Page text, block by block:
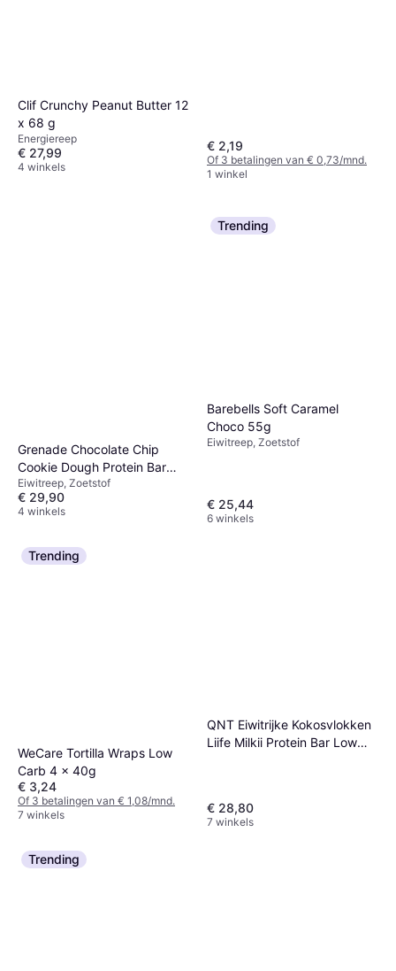
Clif Crunchy Peanut Butter 12
x 68 g
Energiereep
€ 27,99
4 winkels
€ 2,19
Of 3 betalingen van € 0,73/mnd.
1 winkel
Grenade Chocolate Chip
Cookie Dough Protein Bar
60g
Eiwitreep, Zoetstof
€ 29,90
4 winkels
Trending
Barebells Soft Caramel
Choco 55g
Eiwitreep, Zoetstof
€ 25,44
6 winkels
Trending
WeCare Tortilla Wraps Low
Carb 4 x 40g
€ 3,24
Of 3 betalingen van € 1,08/mnd.
7 winkels
QNT Eiwitrijke Kokosvlokken
Liife Milkii Protein Bar Low
€ 28,80
7 winkels
Trending